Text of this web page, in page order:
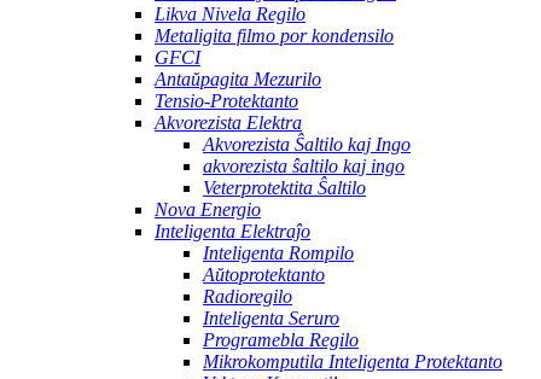
Likva Nivela Regilo
Metaligita filmo por kondensilo
GFCI
Antaŭpagita Mezurilo
Tensio-Protektanto
Akvorezista Elektra
Akvorezista Ŝaltilo kaj Ingo
akvorezista ŝaltilo kaj ingo
Veterprotektita Ŝaltilo
Nova Energio
Inteligenta Elektraĵo
Inteligenta Rompilo
Aŭtoprotektanto
Radioregilo
Inteligenta Seruro
Programebla Regilo
Mikrokomputila Inteligenta Protektanto